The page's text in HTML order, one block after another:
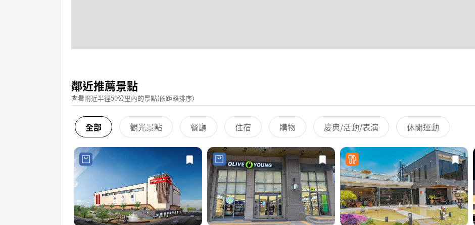
鄰近推薦景點
查看附近半徑50公里內的景點(依距離排序)
全部 觀光景點 餐廳 住宿 購物 慶典/活動/表演 休閒運動